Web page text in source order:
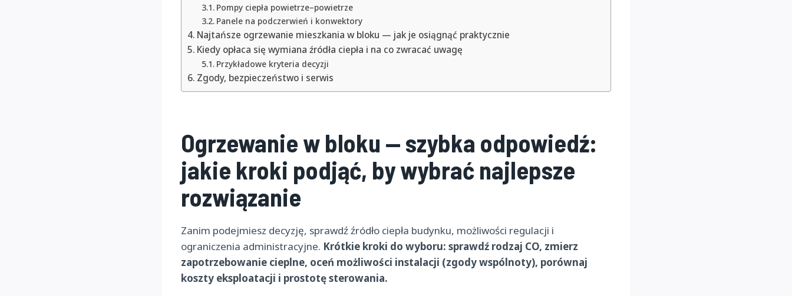
Pompy ciepła powietrze–powietrze
Panele na podczerwień i konwektory
Najtańsze ogrzewanie mieszkania w bloku — jak je osiągnąć praktycznie
Kiedy opłaca się wymiana źródła ciepła i na co zwracać uwagę
Przykładowe kryteria decyzji
Zgody, bezpieczeństwo i serwis
Ogrzewanie w bloku — szybka odpowiedź:
jakie kroki podjąć, by wybrać najlepsze
rozwiązanie
Zanim podejmiesz decyzję, sprawdź źródło ciepła budynku, możliwości regulacji i
ograniczenia administracyjne. Krótkie kroki do wyboru: sprawdź rodzaj CO, zmierz
zapotrzebowanie cieplne, oceń możliwości instalacji (zgody wspólnoty), porównaj
koszty eksploatacji i prostotę sterowania.